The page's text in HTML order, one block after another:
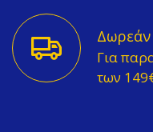
Για
των